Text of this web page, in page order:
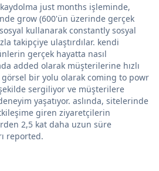
kaydolma just months işleminde,
grow (600'ün üzerinde gerçek
kullanarak constantly sosyal
takipçiye ulaştırdılar. kendi
gerçek hayatta nasıl
added olarak müşterilerine hızlı
bir yolu olarak coming to powr
sergiliyor ve müşterilere
yaşatıyor. aslında, sitelerinde
giren ziyaretçilerin
2,5 kat daha uzun süre
reported.